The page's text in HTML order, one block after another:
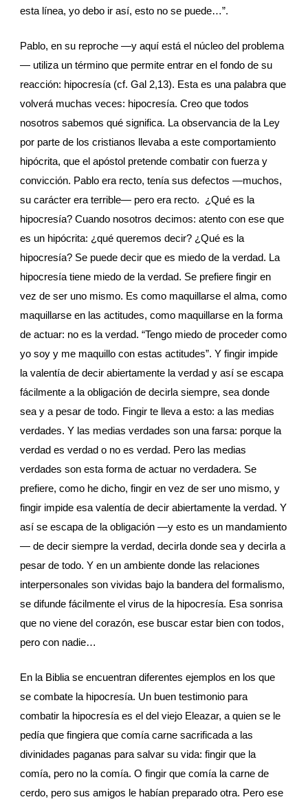
esta línea, yo debo ir así, esto no se puede…”.
Pablo, en su reproche ­—y aquí está el núcleo del problema
— utiliza un término que permite entrar en el fondo de su
reacción: hipocresía (cf. Gal 2,13). Esta es una palabra que
volverá muchas veces: hipocresía. Creo que todos
nosotros sabemos qué significa. La observancia de la Ley
por parte de los cristianos llevaba a este comportamiento
hipócrita, que el apóstol pretende combatir con fuerza y
convicción. Pablo era recto, tenía sus defectos —muchos,
su carácter era terrible— pero era recto.  ¿Qué es la
hipocresía? Cuando nosotros decimos: atento con ese que
es un hipócrita: ¿qué queremos decir? ¿Qué es la
hipocresía? Se puede decir que es miedo de la verdad. La
hipocresía tiene miedo de la verdad. Se prefiere fingir en
vez de ser uno mismo. Es como maquillarse el alma, como
maquillarse en las actitudes, como maquillarse en la forma
de actuar: no es la verdad. “Tengo miedo de proceder como
yo soy y me maquillo con estas actitudes”. Y fingir impide
la valentía de decir abiertamente la verdad y así se escapa
fácilmente a la obligación de decirla siempre, sea donde
sea y a pesar de todo. Fingir te lleva a esto: a las medias
verdades. Y las medias verdades son una farsa: porque la
verdad es verdad o no es verdad. Pero las medias
verdades son esta forma de actuar no verdadera. Se
prefiere, como he dicho, fingir en vez de ser uno mismo, y
fingir impide esa valentía de decir abiertamente la verdad. Y
así se escapa de la obligación —y esto es un mandamiento
— de decir siempre la verdad, decirla donde sea y decirla a
pesar de todo. Y en un ambiente donde las relaciones
interpersonales son vividas bajo la bandera del formalismo,
se difunde fácilmente el virus de la hipocresía. Esa sonrisa
que no viene del corazón, ese buscar estar bien con todos,
pero con nadie…
En la Biblia se encuentran diferentes ejemplos en los que
se combate la hipocresía. Un buen testimonio para
combatir la hipocresía es el del viejo Eleazar, a quien se le
pedía que fingiera que comía carne sacrificada a las
divinidades paganas para salvar su vida: fingir que la
comía, pero no la comía. O fingir que comía la carne de
cerdo, pero sus amigos le habían preparado otra. Pero ese